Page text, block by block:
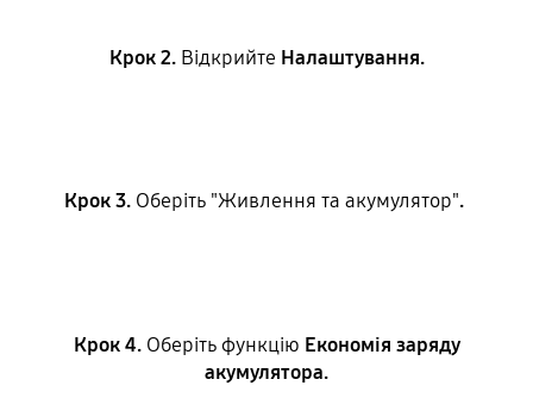
Крок 2.Відкрийте Налаштування.
Крок 3. Оберіть "Живлення та акумулятор".
Крок 4.Оберіть функцію Економія заряду
акумулятора.